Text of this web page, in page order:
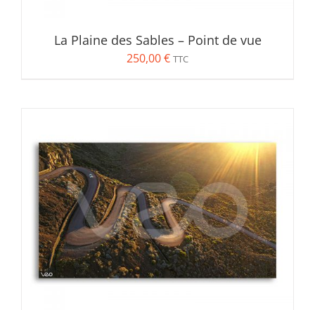
La Plaine des Sables – Point de vue
250,00€ TTC